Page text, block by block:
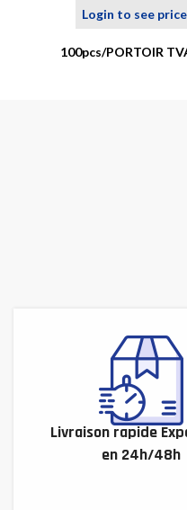
Login to see
100pcs/PORTOIR
Livraison rapide
en 24h/48h